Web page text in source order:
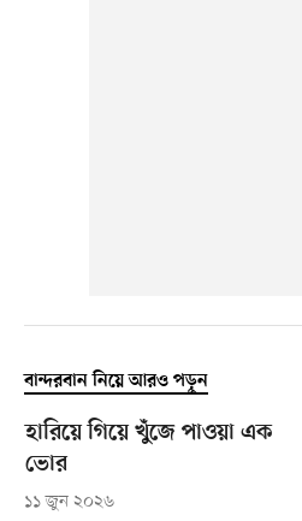
বান্দরবান নিয়ে আরও পড়ুন
হারিয়ে গিয়ে খুঁজে পাওয়া এক
ভোর
১১ জুন ২০২৬